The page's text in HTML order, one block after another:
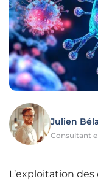
Julien
Consultant
L’exploitation